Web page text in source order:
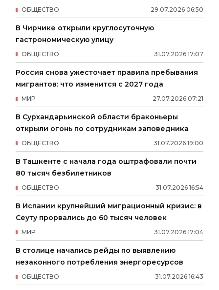
29.07.2026 06:50
ОБЩЕСТВО
В Чирчике открыли круглосуточную
гастрономическую улицу
31.07.2026 17:07
ОБЩЕСТВО
Россия снова ужесточает правила пребывания
мигрантов: что изменится с 2027 года
27.07.2026 07:21
МИР
В Сурхандарьинской области браконьеры
открыли огонь по сотрудникам заповедника
31.07.2026 19:00
ОБЩЕСТВО
В Ташкенте с начала года оштрафовали почти
80 тысяч безбилетников
31.07.2026 16:54
ОБЩЕСТВО
В Испании крупнейший миграционный кризис: в
Сеуту прорвались до 60 тысяч человек
31.07.2026 17:04
МИР
В столице начались рейды по выявлению
незаконного потребления энергоресурсов
31.07.2026 16:43
ОБЩЕСТВО